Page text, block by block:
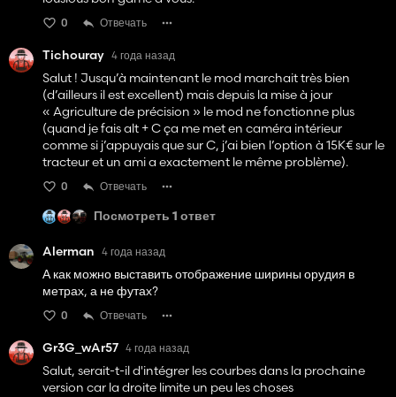
0 Отвечать
Tichouray 4 года назад
Salut ! Jusqu’à maintenant le mod marchait très bien
(d’ailleurs il est excellent) mais depuis la mise à jour
« Agriculture de précision » le mod ne fonctionne plus
(quand je fais alt + C ça me met en caméra intérieur
comme si j’appuyais que sur C, j’ai bien l’option à 15K€ sur le
tracteur et un ami a exactement le même problème).
0 Отвечать
Посмотреть 1 ответ
Alerman 4 года назад
А как можно выставить отображение ширины орудия в
метрах, а не футах?
0 Отвечать
Gr3G_wAr57 4 года назад
Salut, serait-t-il d'intégrer les courbes dans la prochaine
version car la droite limite un peu les choses